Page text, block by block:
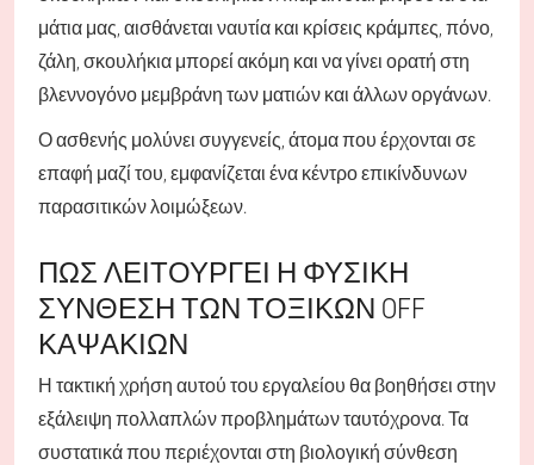
μάτια μας, αισθάνεται ναυτία και κρίσεις κράμπες, πόνο,
ζάλη, σκουλήκια μπορεί ακόμη και να γίνει ορατή στη
βλεννογόνο μεμβράνη των ματιών και άλλων οργάνων.
Ο ασθενής μολύνει συγγενείς, άτομα που έρχονται σε
επαφή μαζί του, εμφανίζεται ένα κέντρο επικίνδυνων
παρασιτικών λοιμώξεων.
ΠΏΣ ΛΕΙΤΟΥΡΓΕΊ Η ΦΥΣΙΚΉ
ΣΎΝΘΕΣΗ ΤΩΝ ΤΟΞΙΚΏΝ OFF
ΚΑΨΑΚΊΩΝ
Η τακτική χρήση αυτού του εργαλείου θα βοηθήσει στην
εξάλειψη πολλαπλών προβλημάτων ταυτόχρονα. Τα
συστατικά που περιέχονται στη βιολογική σύνθεση